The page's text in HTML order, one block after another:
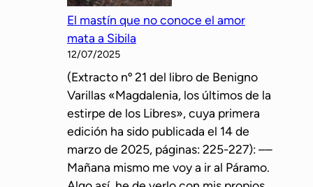
r
a
p
o
s
i
b
l
e
r
ñ
e
s
p
a
l
e
El mastín que no conoce el amor
mata a Sibila
12/07/2025
(Extracto nº 21 del libro de Benigno
Varillas «Magdalenia, los últimos de la
estirpe de los Libres», cuya primera
edición ha sido publicada el 14 de
marzo de 2025, páginas: 225-227): ––
Mañana mismo me voy a ir al Páramo.